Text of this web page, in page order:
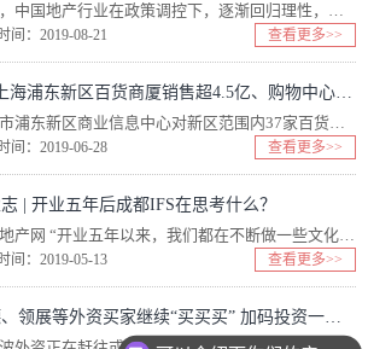
近年，中国地产行业在政策调控下，逐渐回归理性，进入了稳健发展的“新周期”。在此背景下，商业与地产开发已经由传统的地产开发为主、商业运营为辅，转变成商业运营为主、地产开发为辅的新模式。 ...
间：2019-08-21 查看更多>>
5月上海浦东新区百货商厦销售超4.5亿、购物中心销售近18亿
上海市浦东新区商业信息中心对新区范围内37家百货、购物中心样本企业（共41个网点）进行运营情况监测。其中，百货商厦4家（共计8个网点），购物中心33家（共计33个网点）。 一、...
间：2019-06-28 查看更多>>
| 开业五年后成都IFS在思考什么？
观点地产网 “开业五年以来，我们都在不断做一些文化类、艺术类活动，也是想践行推动艺术普及化的使命。我们有哆啦A梦等大型IP的活动，有中法联盟，在文化艺术方面，我们的国际化程度已...
间：2019-05-13 查看更多>>
凯德、领展等外资买家继续“买买买” 加码投资一线城市商业地产